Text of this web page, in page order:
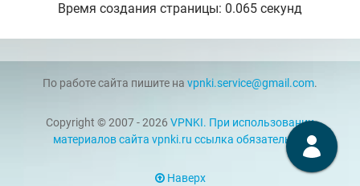
Время создания страницы: 0.065 секунд
По работе сайта пишите на vpnki.service@gmail.com.
Copyright © 2007 - 2026 VPNKI. При использовании
материалов сайта vpnki.ru ссылка обязательна.
Наверх